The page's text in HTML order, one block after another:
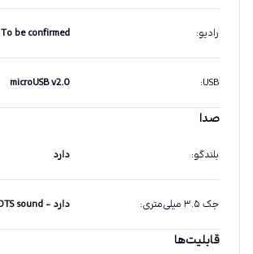
رادیو:
To be confirmed
USB
:
microUSB v2.0
صدا
بلندگو: دارد
جک ۳.۵ میلی‌متری : دارد - DTS sound
قابلیت‌ها